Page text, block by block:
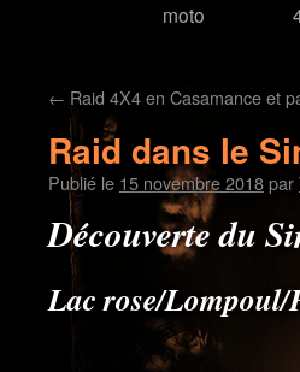
moto
← Raid 4X4 en Casamance et
Raid dans le
Publié le 15 novembre 2018par
Découverte du
Lac rose/